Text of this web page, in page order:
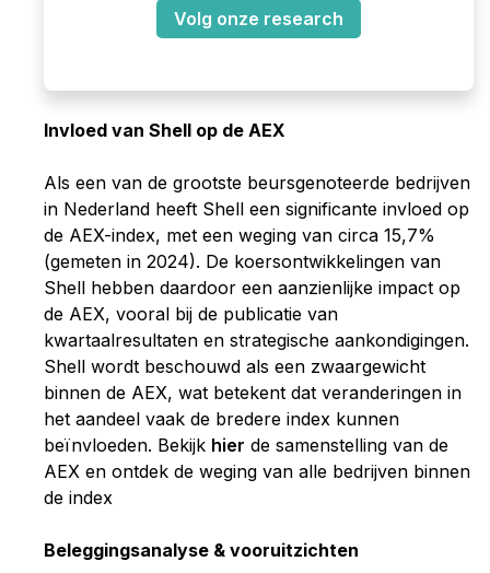
Volg onze research
Invloed van Shell op de AEX
Als een van de grootste beursgenoteerde bedrijven
in Nederland heeft Shell een significante invloed op
de AEX-index, met een weging van circa 15,7%
(gemeten in 2024). De koersontwikkelingen van
Shell hebben daardoor een aanzienlijke impact op
de AEX, vooral bij de publicatie van
kwartaalresultaten en strategische aankondigingen.
Shell wordt beschouwd als een zwaargewicht
binnen de AEX, wat betekent dat veranderingen in
het aandeel vaak de bredere index kunnen
beïnvloeden. Bekijk hier de samenstelling van de
AEX en ontdek de weging van alle bedrijven binnen
de index
Beleggingsanalyse & vooruitzichten